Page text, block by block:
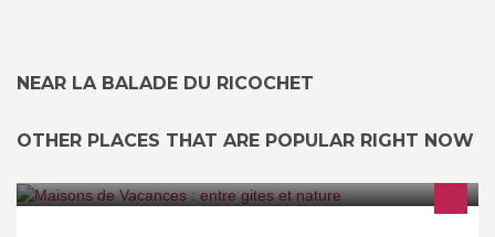
NEAR LA BALADE DU RICOCHET
OTHER PLACES THAT ARE POPULAR RIGHT NOW